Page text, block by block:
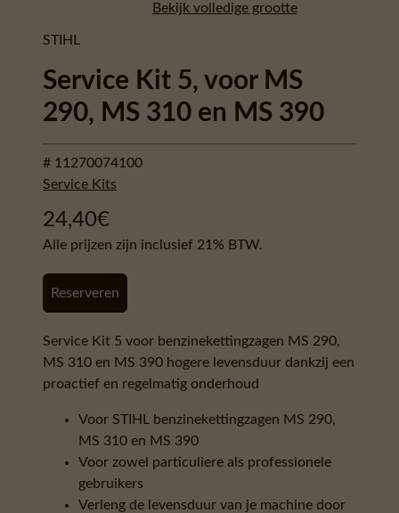
Bekijk volledige grootte
STIHL
Service Kit 5, voor MS
290, MS 310 en MS 390
# 11270074100
Service Kits
24,40€
Alle prijzen zijn inclusief 21% BTW.
Reserveren
Service Kit 5 voor benzinekettingzagen MS 290,
MS 310 en MS 390 hogere levensduur dankzij een
proactief en regelmatig onderhoud
Voor STIHL benzinekettingzagen MS 290,
MS 310 en MS 390
Voor zowel particuliere als professionele
gebruikers
Verleng de levensduur van je machine door